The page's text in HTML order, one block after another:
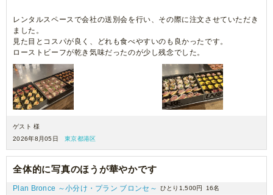
レンタルスペースで会社の送別会を行い、その際に注文させていただき
ました。
見た目とコスパが良く、どれも食べやすいのも良かったです。
ローストビーフが乾き気味だったのが少し残念でした。
ゲスト 様
2026年8月05日
東京都港区
全体的に写真のほうが華やかです
Plan Bronce ～小分け・プラン ブロンセ～ ひとり1,500円 16名